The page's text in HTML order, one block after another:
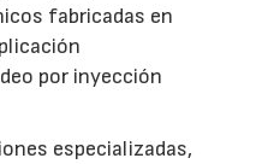
fabricadas en
por inyección
especializadas,